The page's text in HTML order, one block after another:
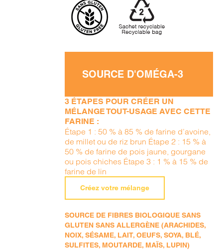
SOURCE D'OMÉGA-3
3 ÉTAPES POUR CRÉER UN
MÉLANGE TOUT-USAGE AVEC CETTE
FARINE :
Étape 1 : 50 % à 85 % de farine d’avoine,
de millet ou de riz brun Étape 2 : 15 % à
50 % de farine de pois jaune, gourgane
ou pois chiches Étape 3 : 1 % à 15 % de
farine de lin
Créez votre mélange
SOURCE DE FIBRES BIOLOGIQUE SANS
GLUTEN SANS ALLERGÈNE (ARACHIDES,
NOIX, SÉSAME, LAIT, OEUFS, SOYA, BLÉ,
SULFITES, MOUTARDE, MAÏS, LUPIN)